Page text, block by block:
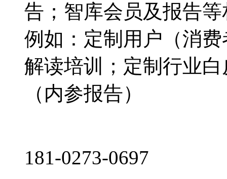
告；智库会员及报告
例如：定制用户（消
解读培训；定制行业
（内参报告）
181-0273-0697